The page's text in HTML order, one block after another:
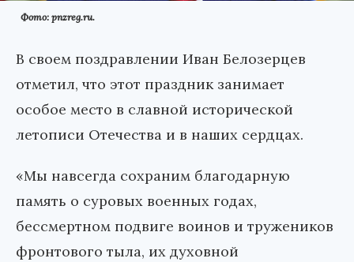
Фото: pnzreg.ru.
В своем поздравлении Иван Белозерцев
отметил, что этот праздник занимает
особое место в славной исторической
летописи Отечества и в наших сердцах.
«Мы навсегда сохраним благодарную
память о суровых военных годах,
бессмертном подвиге воинов и тружеников
фронтового тыла, их духовной